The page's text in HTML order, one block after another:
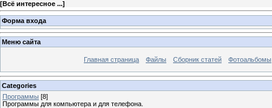
[Всё интересное ...]
Форма входа
Меню сайта
Главная страница Файлы Сборник статей Фотоальбомы
Categories
Программы [8]
Программы для компьютера и для телефона.